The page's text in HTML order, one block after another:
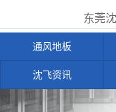
东莞
通风地板
沈飞资讯